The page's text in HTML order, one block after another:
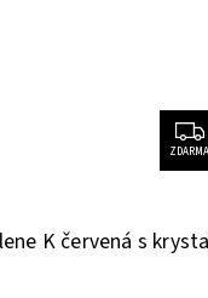
ZDARMA
K červená s